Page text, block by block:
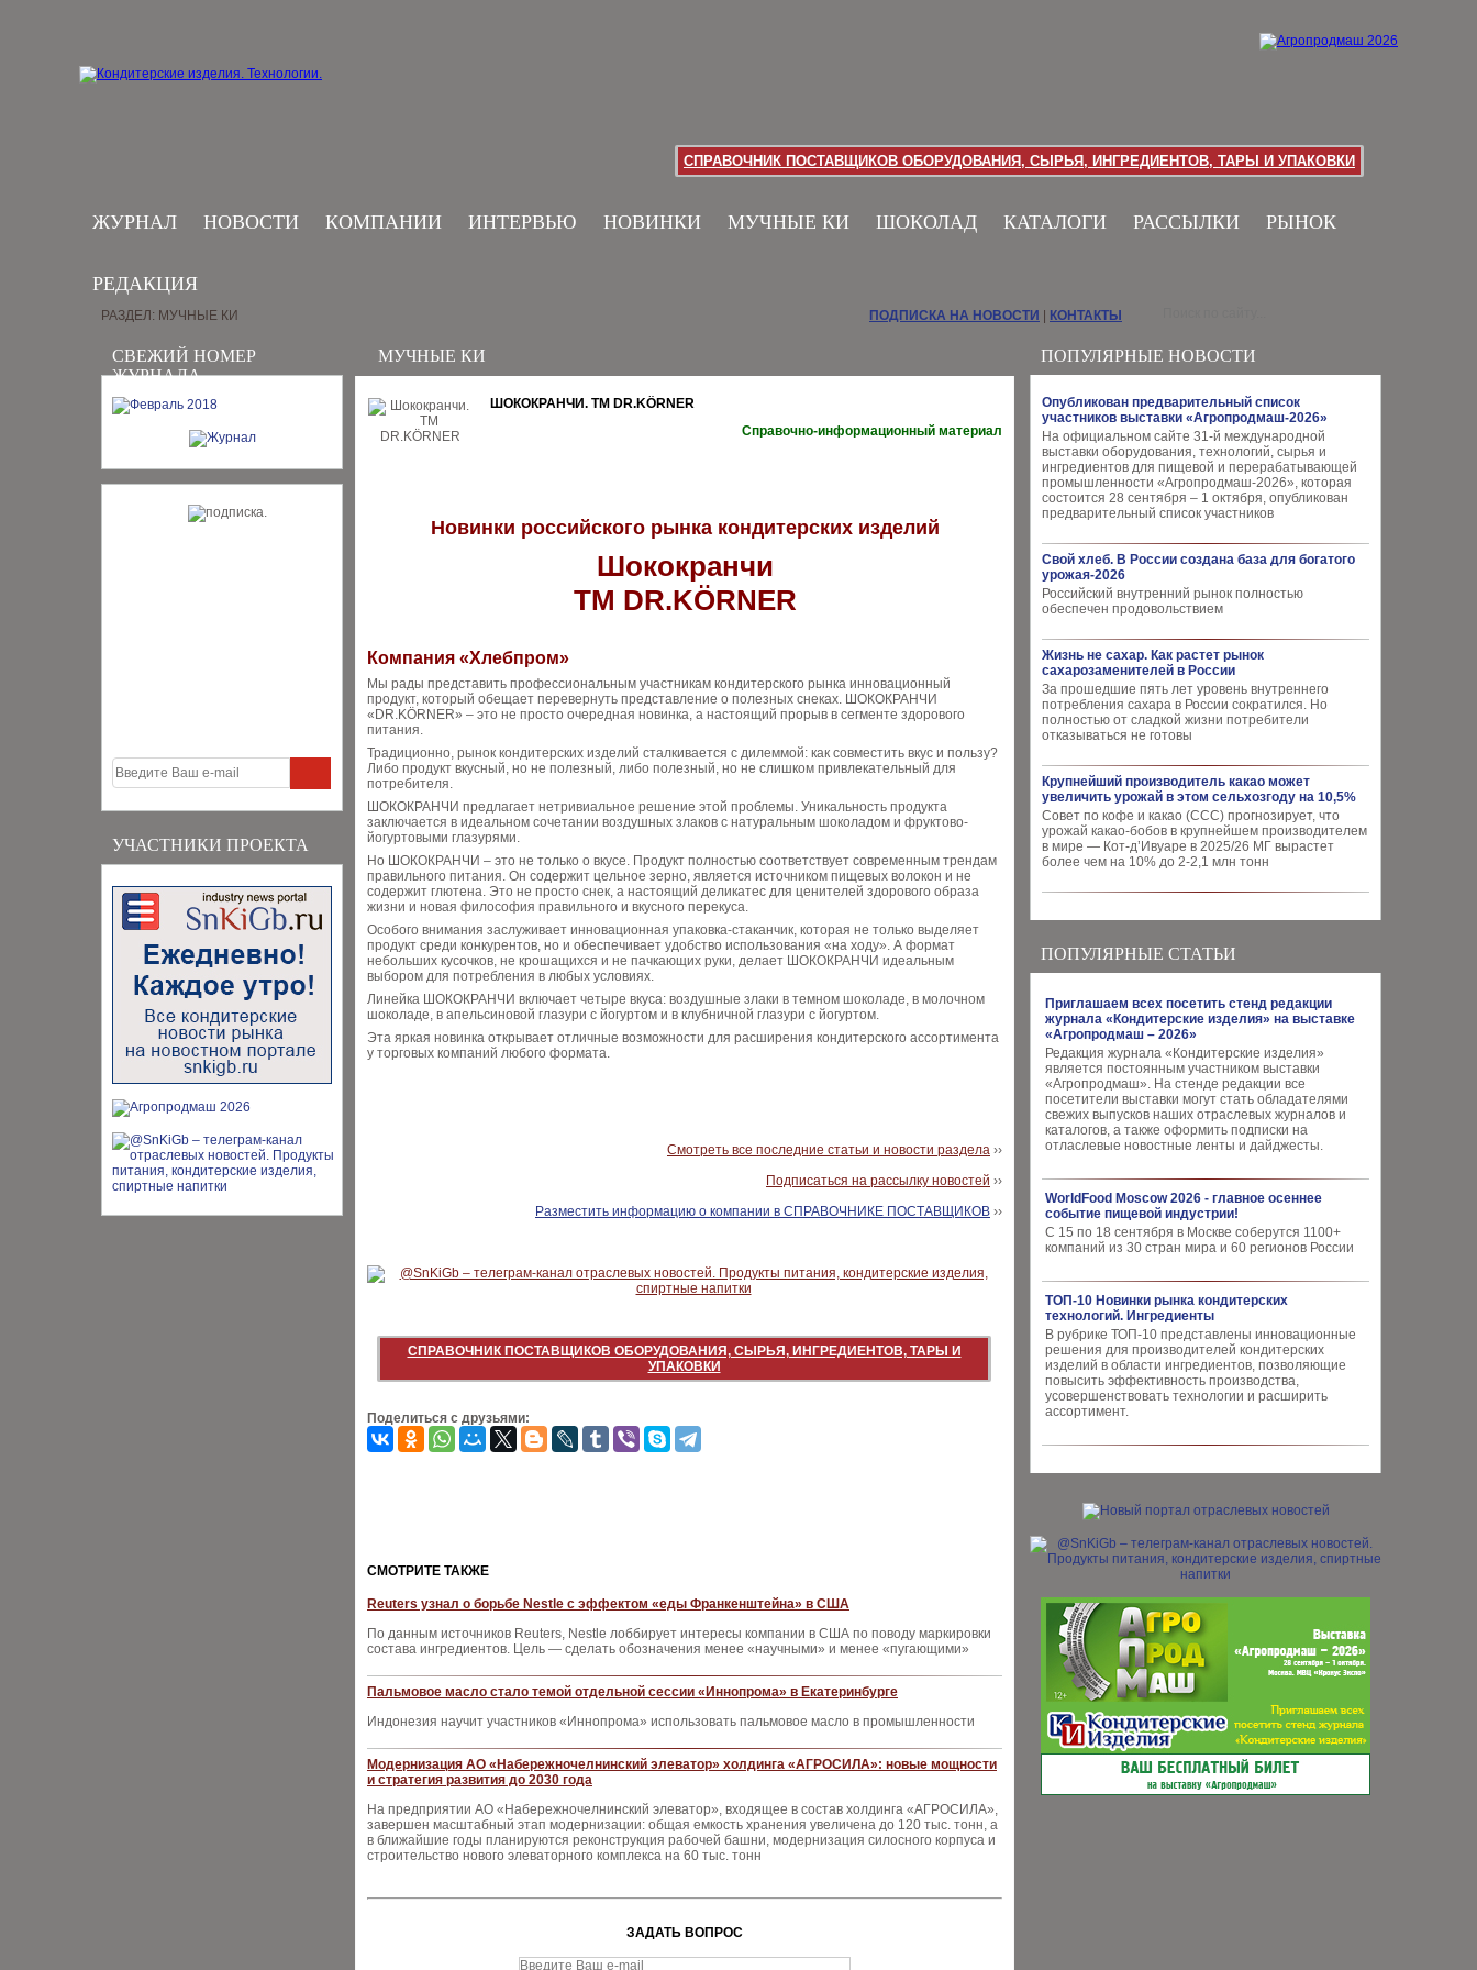
СПРАВОЧНИК ПОСТАВЩИКОВ ОБОРУДОВАНИЯ, СЫРЬЯ, ИНГРЕДИЕНТОВ, ТАРЫ И УПАКОВКИ
ЖУРНАЛ НОВОСТИ КОМПАНИИ ИНТЕРВЬЮ НОВИНКИ МУЧНЫЕ КИ ШОКОЛАД КАТАЛОГИ РАССЫЛКИ РЫНОК
РЕДАКЦИЯ
СВЕЖИЙ НОМЕР
ЖУРНАЛА
УЧАСТНИКИ ПРОЕКТА
ПОПУЛЯРНЫЕ НОВОСТИ
Опубликован предварительный список
участников выставки «Агропродмаш-2026»
На официальном сайте 31-й международной
выставки оборудования, технологий, сырья и
ингредиентов для пищевой и перерабатывающей
промышленности «Агропродмаш-2026», которая
состоится 28 сентября – 1 октября, опубликован
предварительный список участников
Свой хлеб. В России создана база для богатого
урожая-2026
Российский внутренний рынок полностью
обеспечен продовольствием
Жизнь не сахар. Как растет рынок
сахарозаменителей в России
За прошедшие пять лет уровень внутреннего
потребления сахара в России сократился. Но
полностью от сладкой жизни потребители
отказываться не готовы
Крупнейший производитель какао может
увеличить урожай в этом сельхозгоду на 10,5%
Совет по кофе и какао (CCC) прогнозирует, что
урожай какао-бобов в крупнейшем производителем
в мире — Кот-д’Ивуаре в 2025/26 МГ вырастет
более чем на 10% до 2-2,1 млн тонн
ПОПУЛЯРНЫЕ СТАТЬИ
Приглашаем всех посетить стенд редакции
журнала «Кондитерские изделия» на выставке
«Агропродмаш – 2026»
Редакция журнала «Кондитерские изделия»
является постоянным участником выставки
«Агропродмаш». На стенде редакции все
посетители выставки могут стать обладателями
свежих выпусков наших отраслевых журналов и
каталогов, а также оформить подписки на
отласлевые новостные ленты и дайджесты.
WorldFood Moscow 2026 - главное осеннее
событие пищевой индустрии!
С 15 по 18 сентября в Москве соберутся 1100+
компаний из 30 стран мира и 60 регионов России
ТОП-10 Новинки рынка кондитерских
технологий. Ингредиенты
В рубрике ТОП-10 представлены инновационные
решения для производителей кондитерских
изделий в области ингредиентов, позволяющие
повысить эффективность производства,
усовершенствовать технологии и расширить
ассортимент.
РАЗДЕЛ: МУЧНЫЕ КИ ПОДПИСКА НА НОВОСТИ КОНТАКТЫ
МУЧНЫЕ КИ
ШОКОКРАНЧИ. ТМ DR.KÖRNER
Справочно-информационный материал
Новинки российского рынка кондитерских изделий
Шококранчи
ТМ DR.KÖRNER
Компания «Хлебпром»
Мы рады представить профессиональным участникам кондитерского рынка инновационный
продукт, который обещает перевернуть представление о полезных снеках. ШОКОКРАНЧИ
«DR.KÖRNER» – это не просто очередная новинка, а настоящий прорыв в сегменте здорового
питания.
Традиционно, рынок кондитерских изделий сталкивается с дилеммой: как совместить вкус и пользу?
Либо продукт вкусный, но не полезный, либо полезный, но не слишком привлекательный для
потребителя.
ШОКОКРАНЧИ предлагает нетривиальное решение этой проблемы. Уникальность продукта
заключается в идеальном сочетании воздушных злаков с натуральным шоколадом и фруктово-
йогуртовыми глазурями.
Но ШОКОКРАНЧИ – это не только о вкусе. Продукт полностью соответствует современным трендам
правильного питания. Он содержит цельное зерно, является источником пищевых волокон и не
содержит глютена. Это не просто снек, а настоящий деликатес для ценителей здорового образа
жизни и новая философия правильного и вкусного перекуса.
Особого внимания заслуживает инновационная упаковка-стаканчик, которая не только выделяет
продукт среди конкурентов, но и обеспечивает удобство использования «на ходу». А формат
небольших кусочков, не крошащихся и не пачкающих руки, делает ШОКОКРАНЧИ идеальным
выбором для потребления в любых условиях.
Линейка ШОКОКРАНЧИ включает четыре вкуса: воздушные злаки в темном шоколаде, в молочном
шоколаде, в апельсиновой глазури с йогуртом и в клубничной глазури с йогуртом.
Эта яркая новинка открывает отличные возможности для расширения кондитерского ассортимента
у торговых компаний любого формата.
Смотреть все последние статьи и новости раздела ››
Подписаться на рассылку новостей ››
Разместить информацию о компании в СПРАВОЧНИКЕ ПОСТАВЩИКОВ ››
СПРАВОЧНИК ПОСТАВЩИКОВ ОБОРУДОВАНИЯ, СЫРЬЯ, ИНГРЕДИЕНТОВ, ТАРЫ И
УПАКОВКИ
Поделиться с друзьями:
CМОТРИТЕ ТАКЖЕ
Reuters узнал о борьбе Nestle с эффектом «еды Франкенштейна» в США
По данным источников Reuters, Nestle лоббирует интересы компании в США по поводу маркировки
состава ингредиентов. Цель — сделать обозначения менее «научными» и менее «пугающими»
Пальмовое масло стало темой отдельной сессии «Иннопрома» в Екатеринбурге
Индонезия научит участников «Иннопрома» использовать пальмовое масло в промышленности
Модернизация АО «Набережночелнинский элеватор» холдинга «АГРОСИЛА»: новые мощности
и стратегия развития до 2030 года
На предприятии АО «Набережночелнинский элеватор», входящее в состав холдинга «АГРОСИЛА»,
завершен масштабный этап модернизации: общая емкость хранения увеличена до 120 тыс. тонн, а
в ближайшие годы планируются реконструкция рабочей башни, модернизация силосного корпуса и
строительство нового элеваторного комплекса на 60 тыс. тонн
ЗАДАТЬ ВОПРОС